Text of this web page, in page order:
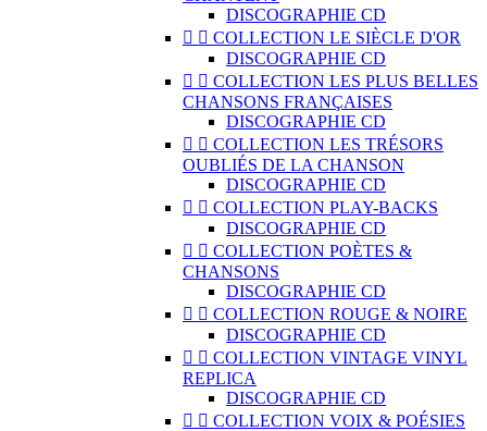
DISCOGRAPHIE CD
  COLLECTION LE SIÈCLE D'OR
DISCOGRAPHIE CD
  COLLECTION LES PLUS BELLES
CHANSONS FRANÇAISES
DISCOGRAPHIE CD
  COLLECTION LES TRÉSORS
OUBLIÉS DE LA CHANSON
DISCOGRAPHIE CD
  COLLECTION PLAY-BACKS
DISCOGRAPHIE CD
  COLLECTION POÈTES &
CHANSONS
DISCOGRAPHIE CD
  COLLECTION ROUGE & NOIRE
DISCOGRAPHIE CD
  COLLECTION VINTAGE VINYL
REPLICA
DISCOGRAPHIE CD
  COLLECTION VOIX & POÉSIES